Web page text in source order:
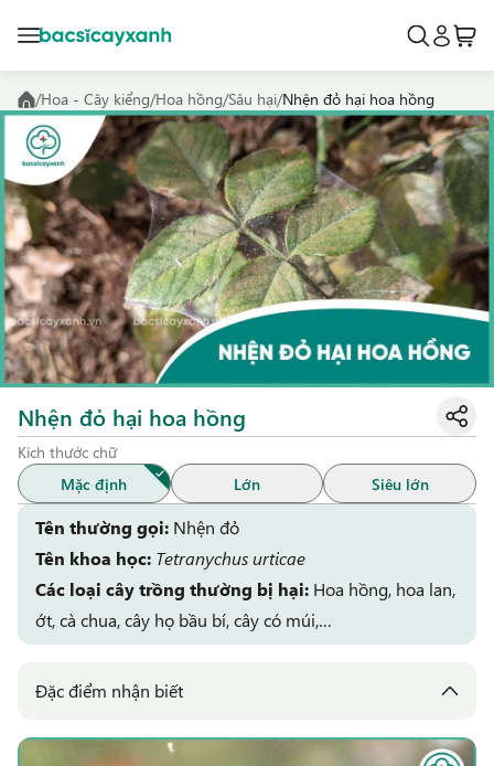
/Hoa - Cây kiểng/Hoa hồng/Sâu hại/Nhện đỏ hại hoa hồng
Nhện đỏ hại hoa hồng
Kích thước chữ
Mặc định
Lớn Siêu lớn
Tên thường gọi: Nhện đỏ
Tên khoa học: Tetranychus urticae
Các loại cây trồng thường bị hại: Hoa hồng, hoa lan,
ớt, cà chua, cây họ bầu bí, cây có múi,…
Đặc điểm nhận biết